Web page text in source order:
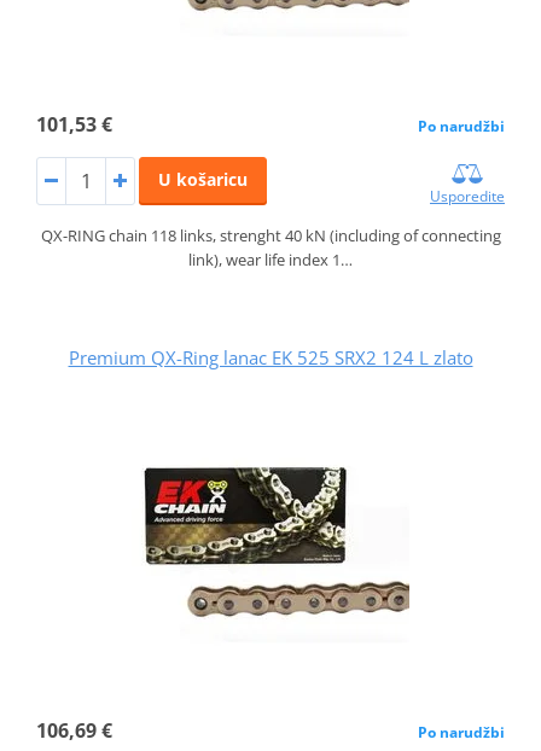
101,53 € Po narudžbi
U košaricu
Usporedite
QX-RING chain 118 links, strenght 40 kN (including of connecting
link), wear life index 1…
Premium QX-Ring lanac EK 525 SRX2 124 L zlato
106,69 € Po narudžbi